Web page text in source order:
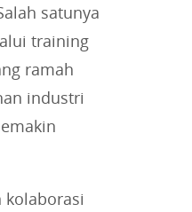
satunya
training
ramah
industri
kolaborasi